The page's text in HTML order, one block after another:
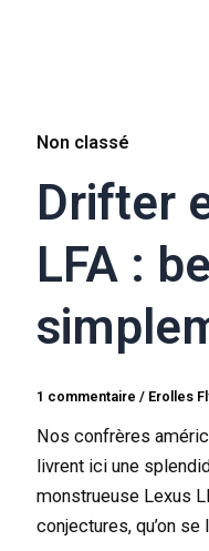
Non classé
Drifter
LFA :
1 commentaire / Erolles
Nos confrères
livrent ici une
monstrueuse Lexus
conjectures, qu’on